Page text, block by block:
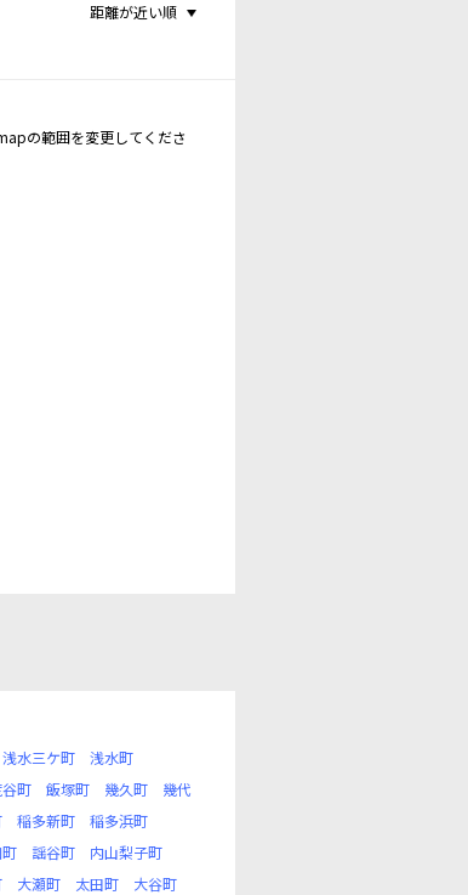
距離が近い順
の範囲を変更してくださ
浅水三ケ町
浅水町
町 飯塚町 幾久町
幾代
稲多新町
稲多浜町
謡谷町
内山梨子町
大瀬町 太田町
大谷町